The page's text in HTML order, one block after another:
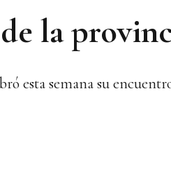
la
esta semana su